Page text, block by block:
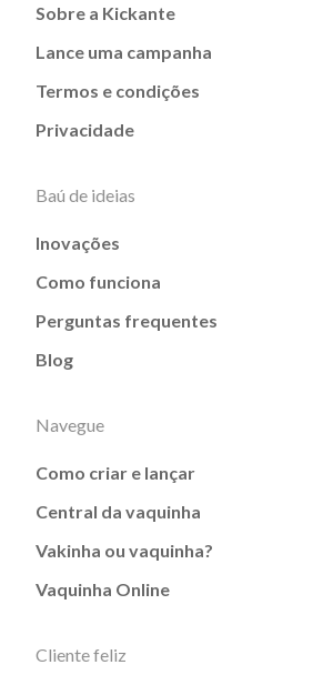
Sobre a Kickante
Lance uma campanha
Termos e condições
Privacidade
Baú de ideias
Inovações
Como funciona
Perguntas frequentes
Blog
Navegue
Como criar e lançar
Central da vaquinha
Vakinha ou vaquinha?
Vaquinha Online
Cliente feliz